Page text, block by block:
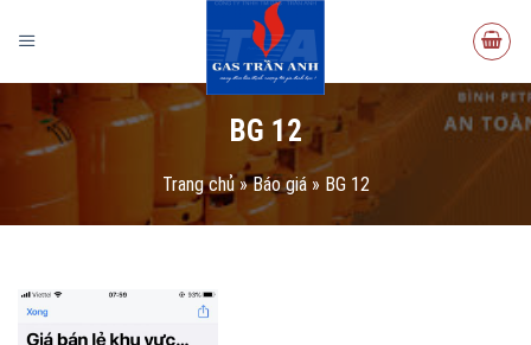
BG 12
Trang chủ»Báo giá» BG 12